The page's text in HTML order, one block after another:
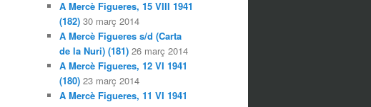
A Mercè Figueres, 15 VIII 1941
(182) 30 març 2014
A Mercè Figueres s/d (Carta
de la Nuri) (181) 26 març 2014
A Mercè Figueres, 12 VI 1941
(180) 23 març 2014
A Mercè Figueres, 11 VI 1941